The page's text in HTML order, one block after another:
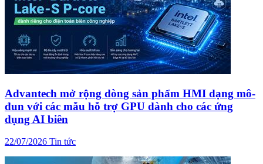
Advantech mở rộng dòng sản phẩm HMI dạng mô-
đun với các mẫu hỗ trợ GPU dành cho các ứng
dụng AI biên
22/07/2026 Tin tức